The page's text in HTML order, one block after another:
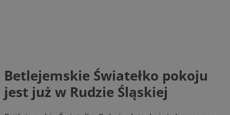
Betlejemskie Światełko pokoju
jest już w Rudzie Śląskiej